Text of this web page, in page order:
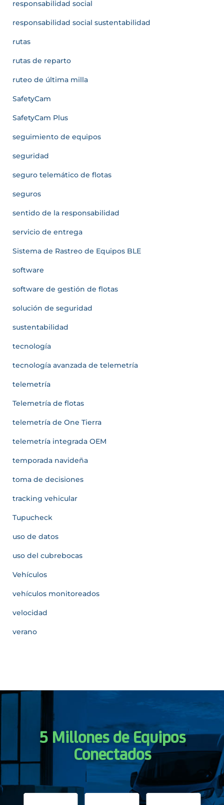
responsabilidad social
responsabilidad social sustentabilidad
rutas
rutas de reparto
ruteo de última milla
SafetyCam
SafetyCam Plus
seguimiento de equipos
seguridad
seguro telemático de flotas
seguros
sentido de la responsabilidad
servicio de entrega
Sistema de Rastreo de Equipos BLE
software
software de gestión de flotas
solución de seguridad
sustentabilidad
tecnología
tecnología avanzada de telemetría
telemetría
Telemetría de flotas
telemetría de One Tierra
telemetría integrada OEM
temporada navideña
toma de decisiones
tracking vehicular
Tupucheck
uso de datos
uso del cubrebocas
Vehículos
vehículos monitoreados
velocidad
verano
5 Millones de Equipos
Conectados